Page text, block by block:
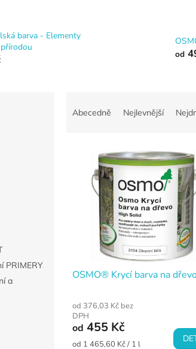
barva - Elementy
od
PRIMERY
a
Abecedně Nejlevnější
OSMO® Krycí barva na
od 376,03 Kč bez
DPH
od 455 Kč
Měrná
od 1 465,60 Kč / 1 l